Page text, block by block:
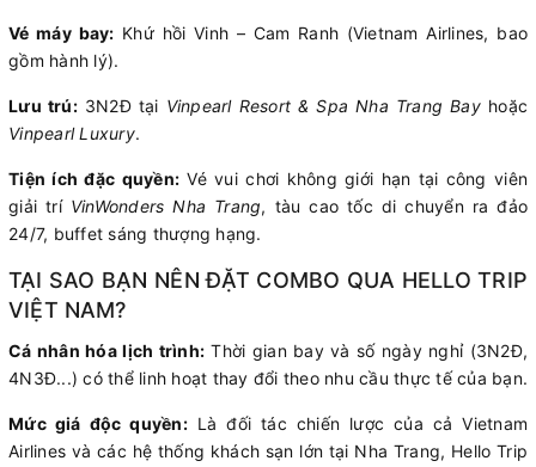
Vé máy bay: Khứ hồi Vinh – Cam Ranh (Vietnam Airlines, bao
gồm hành lý).
Lưu trú:3N2Đ tại Vinpearl Resort & Spa Nha Trang Bay hoặc
Vinpearl Luxury.
Tiện ích đặc quyền: Vé vui chơi không giới hạn tại công viên
giải trí VinWonders Nha Trang, tàu cao tốc di chuyển ra đảo
24/7, buffet sáng thượng hạng.
TẠI SAO BẠN NÊN ĐẶT COMBO QUA HELLO TRIP
VIỆT NAM?
Cá nhân hóa lịch trình: Thời gian bay và số ngày nghỉ (3N2Đ,
4N3Đ...) có thể linh hoạt thay đổi theo nhu cầu thực tế của bạn.
Mức giá độc quyền:Là đối tác chiến lược của cả Vietnam
Airlines và các hệ thống khách sạn lớn tại Nha Trang, Hello Trip